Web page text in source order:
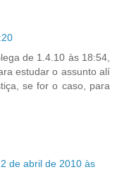
de 1.4.10 às 18:54,
estudar o assunto alí
se for o caso, para
2 de abril de 2010 às